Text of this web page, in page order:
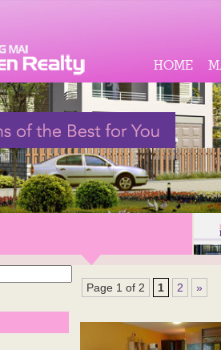
HOME
Page 1 of 2 1 2 »